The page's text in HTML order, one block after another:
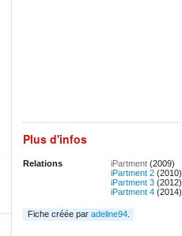
Plus d'infos
Relations iPartment (2009)
iPartment 2 (2010)
iPartment 3 (2012)
iPartment 4 (2014)
Fiche créée par adeline94.